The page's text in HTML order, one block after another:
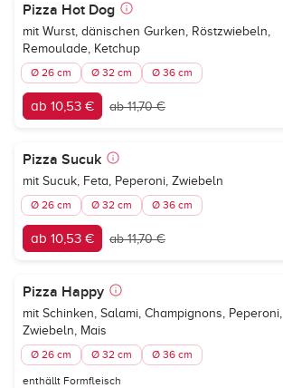
Pizza Hot Dog
mit Wurst, dänischen Gurken, Röstzwiebeln,
Remoulade, Ketchup
Ø 26 cm Ø 32 cm Ø 36 cm
ab 10,53 € ab 11,70 €
Pizza Sucuk
mit Sucuk, Feta, Peperoni, Zwiebeln
Ø 26 cm Ø 32 cm Ø 36 cm
ab 10,53 € ab 11,70 €
Pizza Happy
mit Schinken, Salami, Champignons, Peperoni,
Zwiebeln, Mais
Ø 26 cm Ø 32 cm Ø 36 cm
enthällt Formfleisch